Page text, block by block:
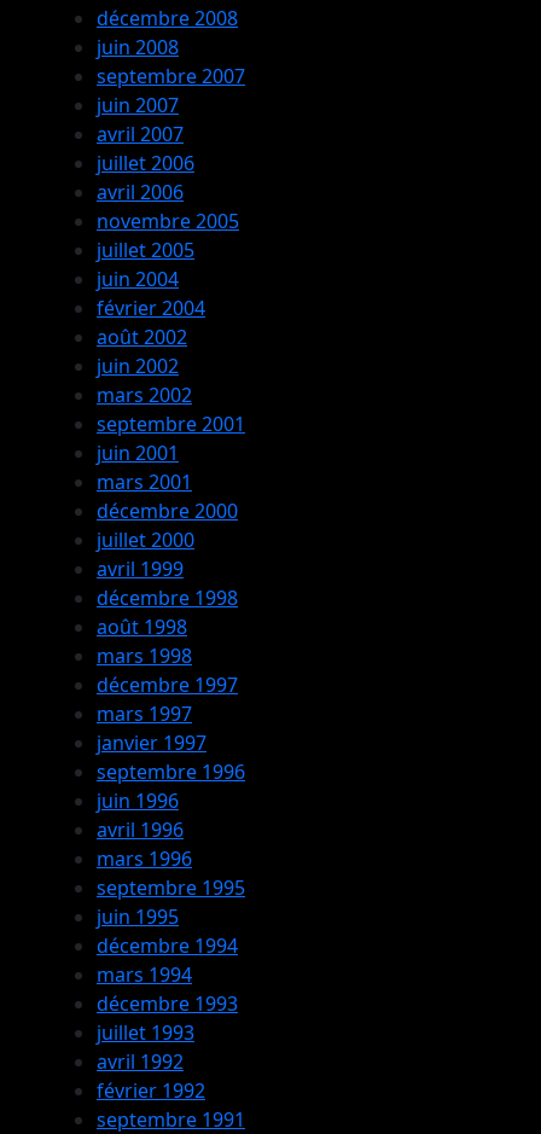
décembre 2008
juin 2008
septembre 2007
juin 2007
avril 2007
juillet 2006
avril 2006
novembre 2005
juillet 2005
juin 2004
février 2004
août 2002
juin 2002
mars 2002
septembre 2001
juin 2001
mars 2001
décembre 2000
juillet 2000
avril 1999
décembre 1998
août 1998
mars 1998
décembre 1997
mars 1997
janvier 1997
septembre 1996
juin 1996
avril 1996
mars 1996
septembre 1995
juin 1995
décembre 1994
mars 1994
décembre 1993
juillet 1993
avril 1992
février 1992
septembre 1991